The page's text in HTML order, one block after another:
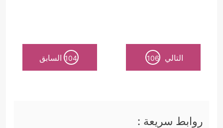
التالي 106
104 السابق
روابط سريعة :